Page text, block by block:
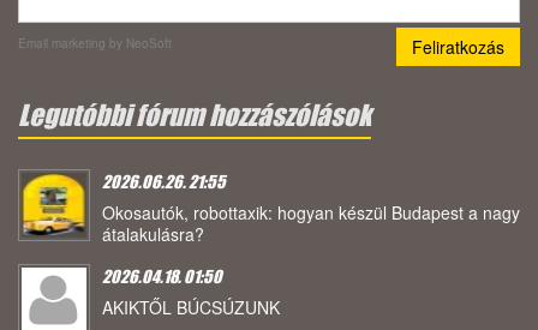
Email marketing by NeoSoft
Legutóbbi fórum hozzászólások
2026.06.26. 21:55
Okosautók, robottaxik: hogyan készül Budapest a nagy
átalakulásra?
2026.04.18. 01:50
AKIKTŐL BÚCSÚZUNK